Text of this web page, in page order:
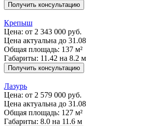
Получить консультацию
Крепыш
Цена: от 2 343 000 руб.
Цена актуальна до 31.08
Общая площадь: 137 м²
Габариты: 11.42 на 8.2 м
Получить консультацию
Лазурь
Цена: от 2 579 000 руб.
Цена актуальна до 31.08
Общая площадь: 127 м²
Габариты: 8.0 на 11.6 м